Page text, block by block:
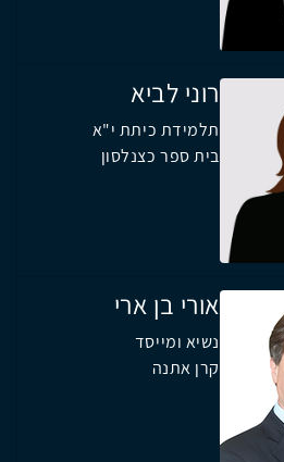
רוני לביא
תלמידת כיתת י"א
בית ספר כצנלסון
אורי בן ארי
נשיא ומייסד
קרן אתנה